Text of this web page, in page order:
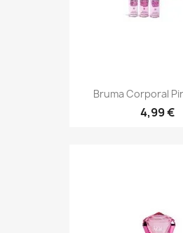
Bruma Corporal
4,99 €